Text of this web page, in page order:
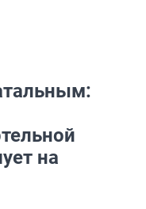
на